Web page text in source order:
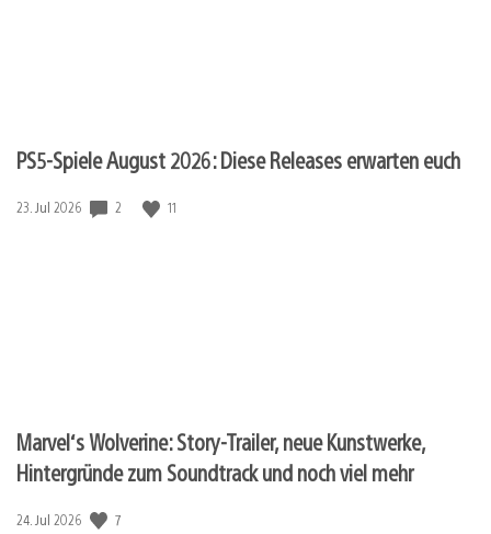
PS5-Spiele August 2026: Diese Releases erwarten euch
Veröffentlichungsdatum:
23. Jul 2026 2 11
Marvel‘s Wolverine: Story-Trailer, neue Kunstwerke,
Hintergründe zum Soundtrack und noch viel mehr
Veröffentlichungsdatum:
24. Jul 2026 7